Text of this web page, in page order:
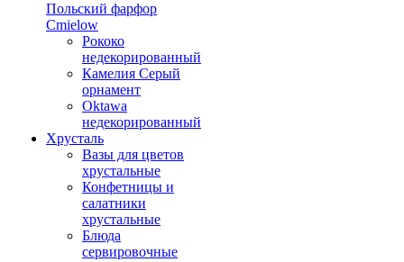
Польский фарфор
Сmielow
Рококо
недекорированный
Камелия Серый
орнамент
Oktawa
недекорированный
Хрусталь
Вазы для цветов
хрустальные
Конфетницы и
салатники
хрустальные
Блюда
сервировочные